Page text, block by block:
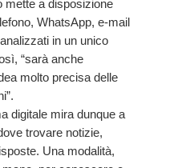
mette a disposizione
WhatsApp, e-mail
in un unico
“sarà anche
molto precisa delle
digitale mira dunque a
trovare notizie,
Una modalità,